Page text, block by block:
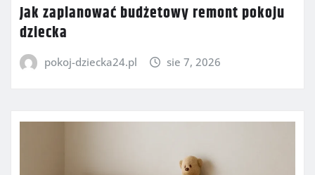
Jak zaplanować budżetowy remont pokoju
dziecka
pokoj-dziecka24.pl sie 7, 2026